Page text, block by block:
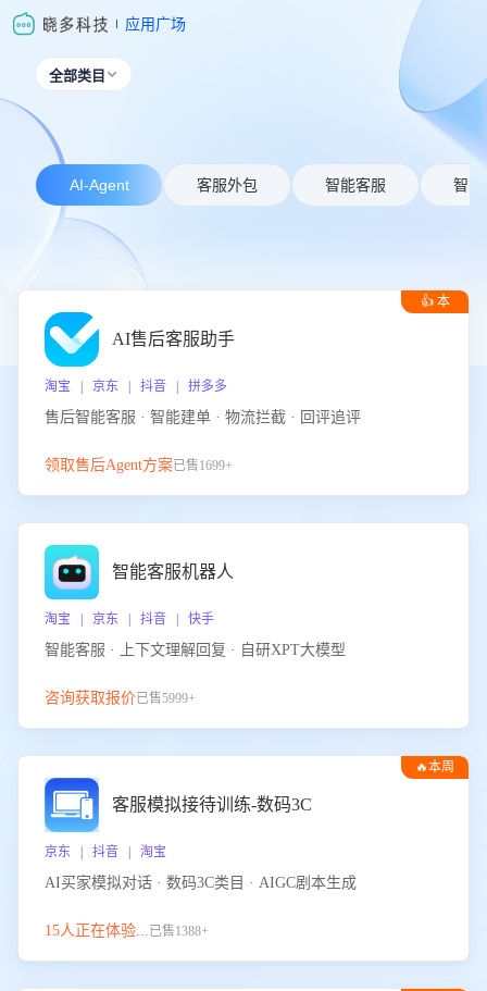
应用广场
全部类目 
AI-Agent 客服外包 智能客服 智能
👍 本
AI售后客服助手
淘宝 | 京东 | 抖音 | 拼多多
售后智能客服 · 智能建单 · 物流拦截 · 回评追评
领取售后Agent方案已售1699+
智能客服机器人
淘宝 | 京东 | 抖音 | 快手
智能客服 · 上下文理解回复 · 自研XPT大模型
咨询获取报价已售5999+
🔥本周
客服模拟接待训练-数码3C
京东 | 抖音 | 淘宝
AI买家模拟对话 · 数码3C类目 · AIGC剧本生成
15人正在体验...已售1388+